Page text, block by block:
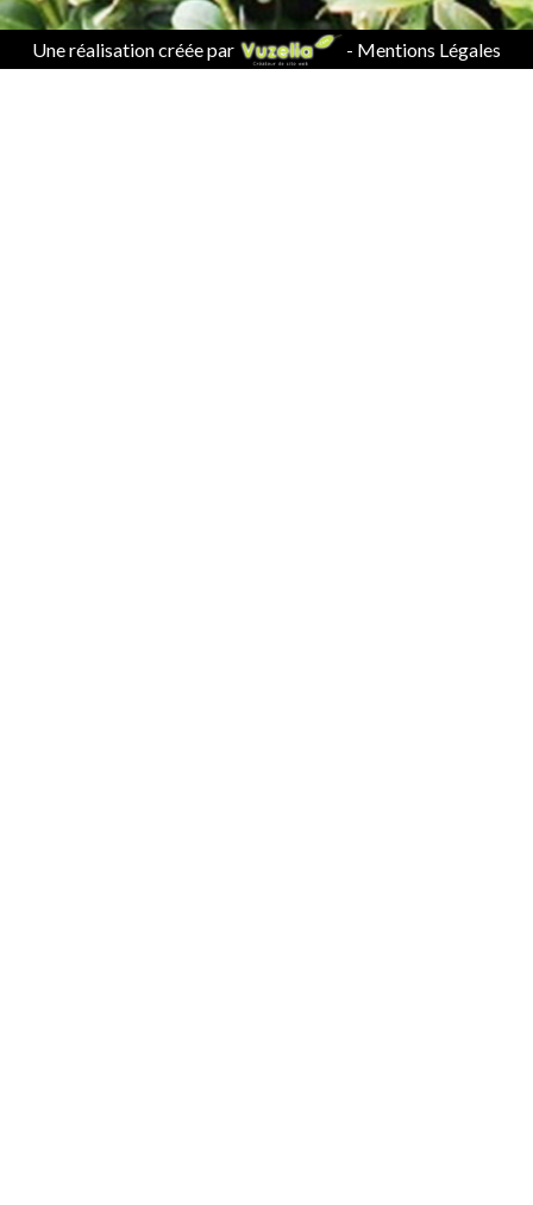
Une réalisation créée par - Mentions Légales